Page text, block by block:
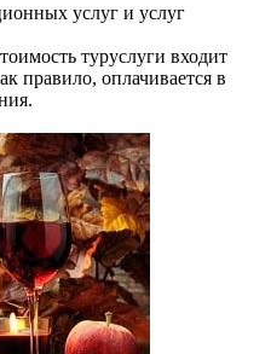
услуг и услуг
туруслуги входит
правило, оплачивается в